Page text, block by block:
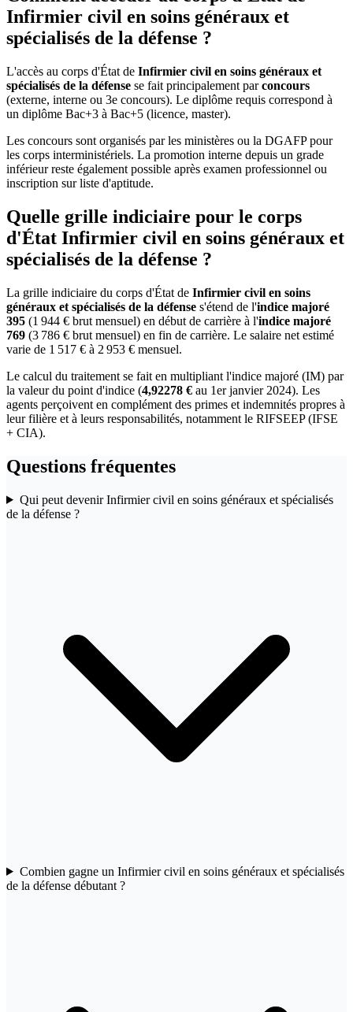
Infirmier civil en soins généraux et
spécialisés de la défense ?
L'accès au corps d'État de Infirmier civil en soins généraux et
spécialisés de la défense se fait principalement parconcours
(externe, interne ou 3e concours). Le diplôme requis correspond à
un diplôme Bac+3 à Bac+5 (licence, master).
Les concours sont organisés par les ministères ou la DGAFP pour
les corps interministériels. La promotion interne depuis un grade
inférieur reste également possible après examen professionnel ou
inscription sur liste d'aptitude.
Quelle grille indiciaire pour le corps
d'État Infirmier civil en soins généraux et
spécialisés de la défense ?
La grille indiciaire du corps d'État de Infirmier civil en soins
généraux et spécialisés de la défense s'étend de l'indice majoré
395 (1 944 € brut mensuel) en début de carrière à l'indice majoré
769 (3 786 € brut mensuel) en fin de carrière. Le salaire net estimé
varie de 1 517 € à 2 953 € mensuel.
Le calcul du traitement se fait en multipliant l'indice majoré (IM) par
la valeur du point d'indice (4,92278 € au 1er janvier 2024). Les
agents perçoivent en complément des primes et indemnités propres à
leur filière et à leurs responsabilités, notamment le RIFSEEP (IFSE
+ CIA).
Questions fréquentes
Qui peut devenir Infirmier civil en soins généraux et spécialisés
de la défense ?
Combien gagne un Infirmier civil en soins généraux et spécialisés
de la défense débutant ?